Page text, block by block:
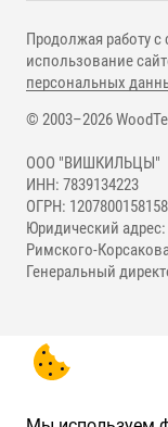
© 2003–2026
ООО "ВИШКИЛЬЦЫ"
ИНН: 7839134223
ОГРН: 1207800158158
Юридический адрес:
Римского-
Генеральный
Продолжая работу с
использование
персональных